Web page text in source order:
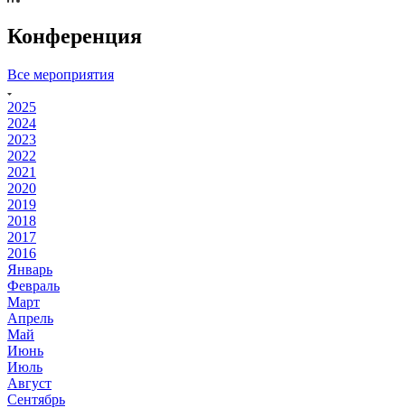
Конференция
Все мероприятия
2025
2024
2023
2022
2021
2020
2019
2018
2017
2016
Январь
Февраль
Март
Апрель
Май
Июнь
Июль
Август
Сентябрь